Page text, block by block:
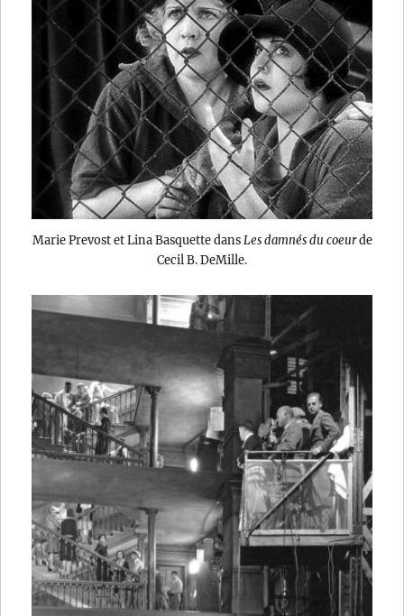
Marie Prevost et Lina Basquette dansLes damnés du coeurde
Cecil B. DeMille.